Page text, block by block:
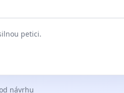
petici.
návrhu